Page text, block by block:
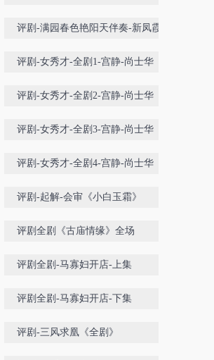
评剧-满园春色艳阳天伴奏-新凤霞袁
评剧-女秀才-全剧1-宫静-尚士华
评剧-女秀才-全剧2-宫静-尚士华
评剧-女秀才-全剧3-宫静-尚士华
评剧-女秀才-全剧4-宫静-尚士华
评剧-起解-会审《小白玉霜》
评剧全剧《古庙情缘》全场
评剧全剧-马寡妇开店-上集
评剧全剧-马寡妇开店-下集
评剧-三风求凰《全剧》